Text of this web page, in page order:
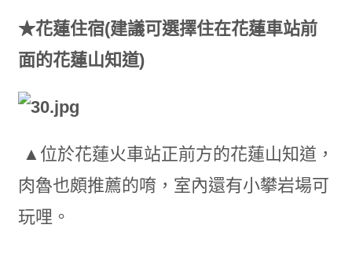
★花蓮住宿(建議可選擇住在花蓮車站前
面的花蓮山知道)
▲位於花蓮火車站正前方的花蓮山知道，
肉魯也頗推薦的唷，室內還有小攀岩場可
玩哩。